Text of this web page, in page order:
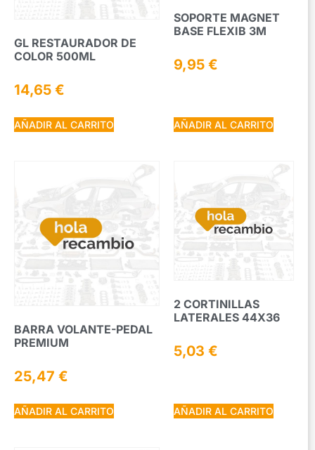
GL RESTAURADOR DE
COLOR 500ML
14,65 €
AÑADIR AL CARRITO
SOPORTE MAGNET
BASE FLEXIB 3M
9,95 €
AÑADIR AL CARRITO
BARRA VOLANTE-PEDAL
PREMIUM
25,47 €
AÑADIR AL CARRITO
2 CORTINILLAS
LATERALES 44X36
5,03 €
AÑADIR AL CARRITO